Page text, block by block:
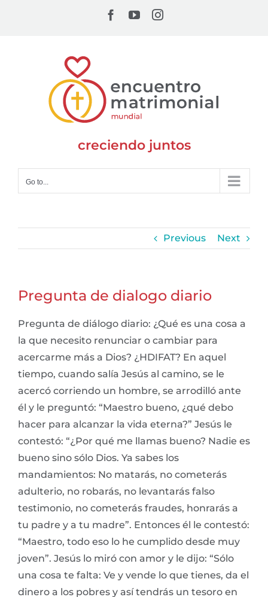
Facebook
YouTubeInstagram
creciendo juntos
Go to...
Previous Next
Pregunta de dialogo diario
Pregunta de diálogo diario: ¿Qué es una cosa a
la que necesito renunciar o cambiar para
acercarme más a Dios? ¿HDIFAT? En aquel
tiempo, cuando salía Jesús al camino, se le
acercó corriendo un hombre, se arrodilló ante
él y le preguntó: “Maestro bueno, ¿qué debo
hacer para alcanzar la vida eterna?” Jesús le
contestó: “¿Por qué me llamas bueno? Nadie es
bueno sino sólo Dios. Ya sabes los
mandamientos: No matarás, no cometerás
adulterio, no robarás, no levantarás falso
testimonio, no cometerás fraudes, honrarás a
tu padre y a tu madre”. Entonces él le contestó:
“Maestro, todo eso lo he cumplido desde muy
joven”. Jesús lo miró con amor y le dijo: “Sólo
una cosa te falta: Ve y vende lo que tienes, da el
dinero a los pobres y así tendrás un tesoro en